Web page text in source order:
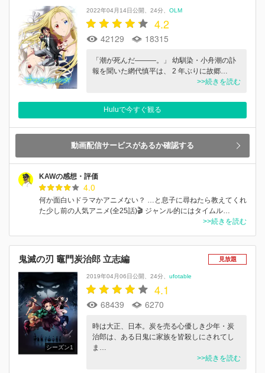
2022年04月14日公開 24分 OLM
4.2
42129 18315
「潮が死んだ―――。」 幼馴染・小舟潮の訃
報を聞いた網代慎平は、 2 年ぶりに故郷…
>>続きを読む
Huluで今すぐ観る
動画配信サービスがあるか確認する
KAWの感想・評価
4.0
何か面白いドラマかアニメない？ …と息子に尋ねたら教えてくれ
た少し前の人気アニメ(全25話)🎬 ジャンル的にはタイムル…
>>続きを読む
鬼滅の刃 竈門炭治郎 立志編 見放題
シーズン1
2019年04月06日公開 24分 ufotable
4.1
68439 6270
時は大正、日本。炭を売る心優しき少年・炭
治郎は、ある日鬼に家族を皆殺しにされてし
ま…
>>続きを読む